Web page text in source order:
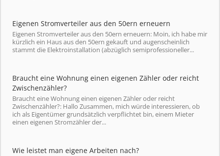
Eigenen Stromverteiler aus den 50ern erneuern
Eigenen Stromverteiler aus den 50ern erneuern: Moin, ich habe mir
kürzlich ein Haus aus den 50ern gekauft und augenscheinlich
stammt die Elektroinstallation (abzüglich semiprofessioneller...
Braucht eine Wohnung einen eigenen Zähler oder reicht
Zwischenzähler?
Braucht eine Wohnung einen eigenen Zähler oder reicht
Zwischenzähler?: Hallo Zusammen, mich würde interessieren, ob
ich als Eigentümer grundsätzlich verpflichtet bin, einem Mieter
einen eigenen Stromzähler der...
Wie leistet man eigene Arbeiten nach?